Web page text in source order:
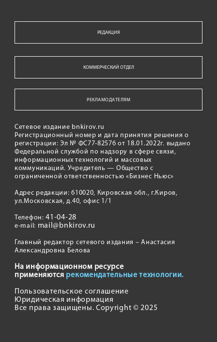
РЕДАКЦИЯ
КОММЕРЧЕСКИЙ ОТДЕЛ
РЕКЛАМОДАТЕЛЯМ
Сетевое издание bnkirov.ru
Регистрационный номер и дата принятия решения о
регистрации: Эл № ФС77-82576 от 18.01.2022г. выдано
Федеральной службой по надзору в сфере связи,
информационных технологий и массовых
коммуникаций. Учредитель — Общество с
ограниченной ответственностью «Бизнес Ньюс»
Адрес редакции: 610020, Кировская обл., г.Киров,
ул.Московская, д.40, офис 1/1
Телефон:41-04-28
e-mail: mail@bnkirov.ru
Главный редактор сетевого издания – Анастасия
Александровна Белова
На информационном ресурсе
применяются рекомендательные технологии.
Пользовательское соглашение
Юридическая информация
Все права защищены. Copyright © 2025